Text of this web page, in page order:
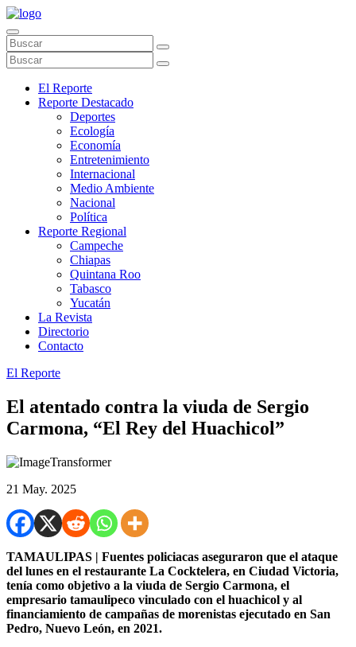
El Reporte
Reporte Destacado
Deportes
Ecología
Economía
Entretenimiento
Internacional
Medio Ambiente
Nacional
Política
Reporte Regional
Campeche
Chiapas
Quintana Roo
Tabasco
Yucatán
La Revista
Directorio
Contacto
El Reporte
El atentado contra la viuda de Sergio
Carmona, “El Rey del Huachicol”
21 May. 2025
TAMAULIPAS | Fuentes policiacas aseguraron que el ataque
del lunes en el restaurante La Cocktelera, en Ciudad Victoria,
tenía como objetivo a la viuda de Sergio Carmona, el
empresario tamaulipeco vinculado con el huachicol y al
financiamiento de campañas de morenistas ejecutado en San
Pedro, Nuevo León, en 2021.